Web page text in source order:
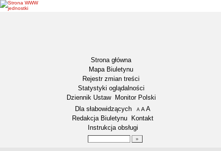
Strona główna
Mapa Biuletynu
Rejestr zmian treści
Statystyki oglądalności
Dziennik Ustaw
Monitor Polski
Menu dodatkowe
Dla słabowidzących A pomniejsz czcionkę
A standardowy rozmiar czcionki
A
Redakcja Biuletynu
Kontakt
Instrukcja obsługi